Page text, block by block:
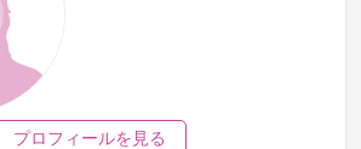
プロフィールを見る